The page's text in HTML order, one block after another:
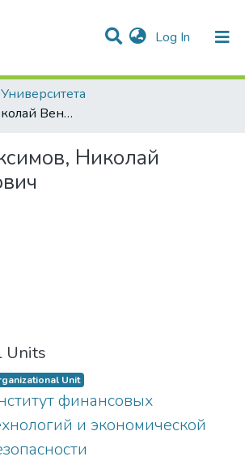
Log In (current)
& Collections
Statistics
All of DSpace
Максимов, Николай Вениаминович
Николай
Units
Unit
финансовых
и экономической